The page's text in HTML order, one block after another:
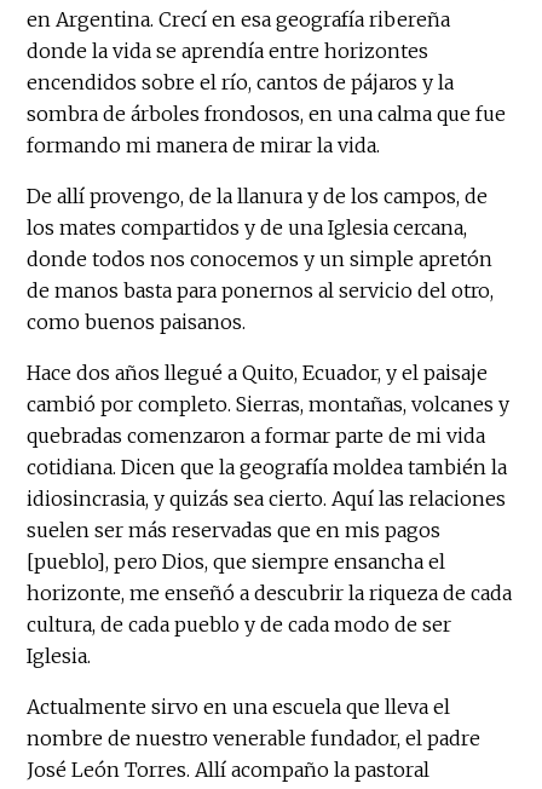
en Argentina. Crecí en esa geografía ribereña
donde la vida se aprendía entre horizontes
encendidos sobre el río, cantos de pájaros y la
sombra de árboles frondosos, en una calma que fue
formando mi manera de mirar la vida.
De allí provengo, de la llanura y de los campos, de
los mates compartidos y de una Iglesia cercana,
donde todos nos conocemos y un simple apretón
de manos basta para ponernos al servicio del otro,
como buenos paisanos.
Hace dos años llegué a Quito, Ecuador, y el paisaje
cambió por completo. Sierras, montañas, volcanes y
quebradas comenzaron a formar parte de mi vida
cotidiana. Dicen que la geografía moldea también la
idiosincrasia, y quizás sea cierto. Aquí las relaciones
suelen ser más reservadas que en mis pagos
[pueblo], pero Dios, que siempre ensancha el
horizonte, me enseñó a descubrir la riqueza de cada
cultura, de cada pueblo y de cada modo de ser
Iglesia.
Actualmente sirvo en una escuela que lleva el
nombre de nuestro venerable fundador, el padre
José León Torres. Allí acompaño la pastoral